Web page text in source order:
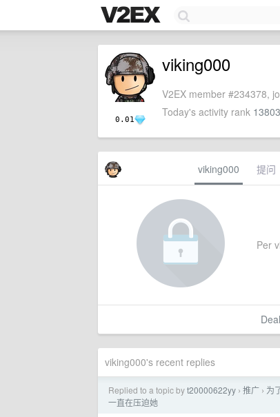
0.01
viking000
V2EX member #234378,
Today's activity rank 13803
viking000 提问
Per
viking000's recent replies
Replied to a topic byt20000622yy › 推广 › 为
一直在压迫她